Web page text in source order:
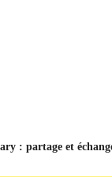
: partage et